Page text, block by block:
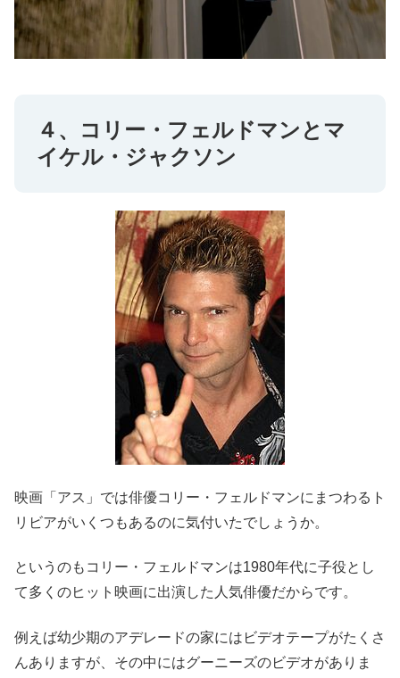
４、コリー・フェルドマンとマ
イケル・ジャクソン
映画「アス」では俳優コリー・フェルドマンにまつわるト
リビアがいくつもあるのに気付いたでしょうか。
というのもコリー・フェルドマンは1980年代に子役とし
て多くのヒット映画に出演した人気俳優だからです。
例えば幼少期のアデレードの家にはビデオテープがたくさ
んありますが、その中にはグーニーズのビデオがありま